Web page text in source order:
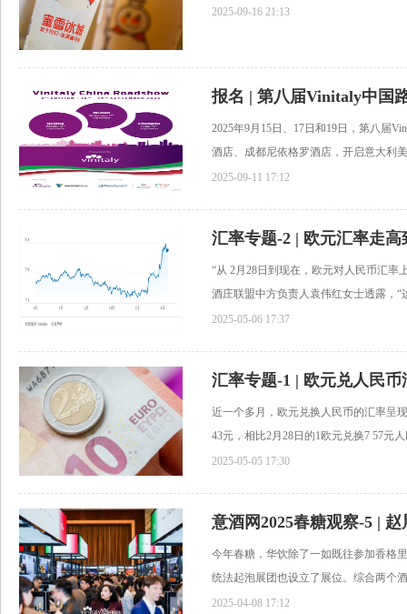
2025-09-16 21:13
2025年9月15日、17日和19日，第八届
酒店、成都尼依格罗酒店，开启意大利
2025-09-11 17:12
“从 2月28日到现在，欧元对人民币汇率
酒庄联盟中方负责人袁伟红女士透露，“
2025-05-06 17:37
近一个多月，欧元兑换人民币的汇率呈
43元，相比2月28日的1欧元兑换7 57元
2025-05-05 17:30
今年春糖，华饮除了一如既往参加香格
统法起泡展团也设立了展位。综合两个
2025-04-08 17:12